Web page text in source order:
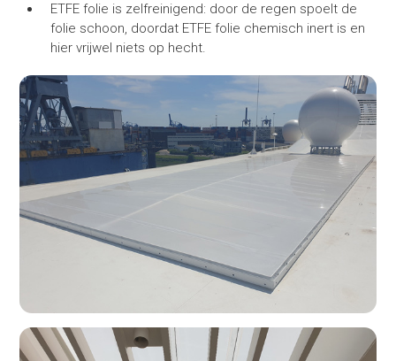
ETFE folie is zelfreinigend: door de regen spoelt de
folie schoon, doordat ETFE folie chemisch inert is en
hier vrijwel niets op hecht.